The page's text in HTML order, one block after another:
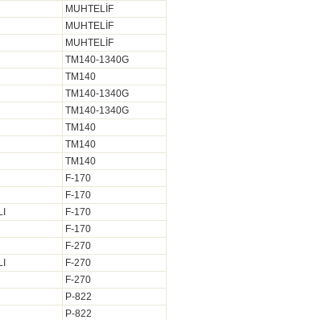
MUHTELİF
MUHTELİF
MUHTELİF
TM140-1340G
TM140
TM140-1340G
TM140-1340G
TM140
TM140
TM140
F-170
F-170
F-170
F-170
F-270
F-270
F-270
P-822
P-822